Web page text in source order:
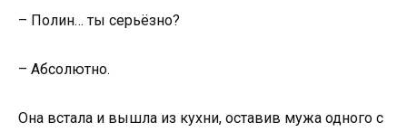
– Полин… ты серьёзно?
– Абсолютно.
Она встала и вышла из кухни, оставив мужа одного с